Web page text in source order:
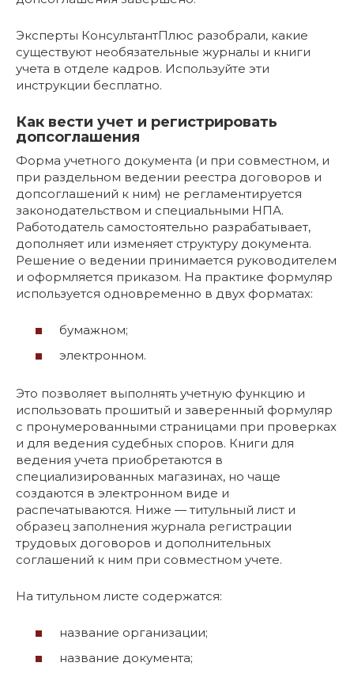
Эксперты КонсультантПлюс разобрали, какие
существуют необязательные журналы и книги
учета в отделе кадров. Используйте эти
инструкции бесплатно.
Как вести учет и регистрировать
допсоглашения
Форма учетного документа (и при совместном, и
при раздельном ведении реестра договоров и
допсоглашений к ним) не регламентируется
законодательством и специальными НПА.
Работодатель самостоятельно разрабатывает,
дополняет или изменяет структуру документа.
Решение о ведении принимается руководителем
и оформляется приказом. На практике формуляр
используется одновременно в двух форматах:
бумажном;
электронном.
Это позволяет выполнять учетную функцию и
использовать прошитый и заверенный формуляр
с пронумерованными страницами при проверках
и для ведения судебных споров. Книги для
ведения учета приобретаются в
специализированных магазинах, но чаще
создаются в электронном виде и
распечатываются. Ниже — титульный лист и
образец заполнения журнала регистрации
трудовых договоров и дополнительных
соглашений к ним при совместном учете.
На титульном листе содержатся:
название организации;
название документа;